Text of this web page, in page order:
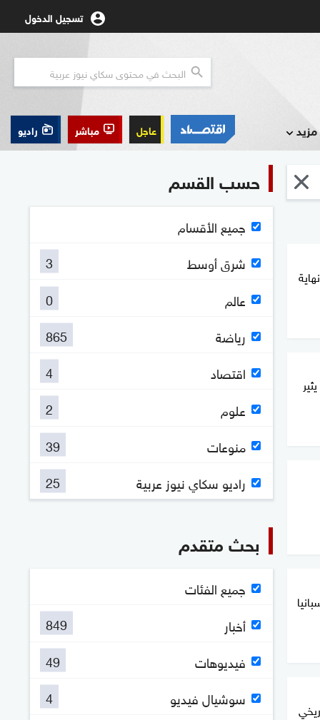
تسجيل الدخول
مزيد عاجل مباشر راديو
حسب القسم
جميع الأقسام
شرق أوسط
3
عالم
0
رياضة
865
اقتصاد
4
علوم
2
منوعات
39
راديو سكاي نيوز عربية
25
بحث متقدم
جميع الفئات
أخبار
849
فيديوهات
49
سوشيال فيديو
4